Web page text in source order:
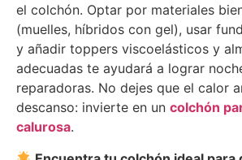
el colchón. Optar por materiales
(muelles, híbridos con gel), usar
y añadir toppers viscoelásticos y
adecuadas te ayudará a lograr
reparadoras. No dejes que el calor
descanso: invierte en un colchón
calurosa.